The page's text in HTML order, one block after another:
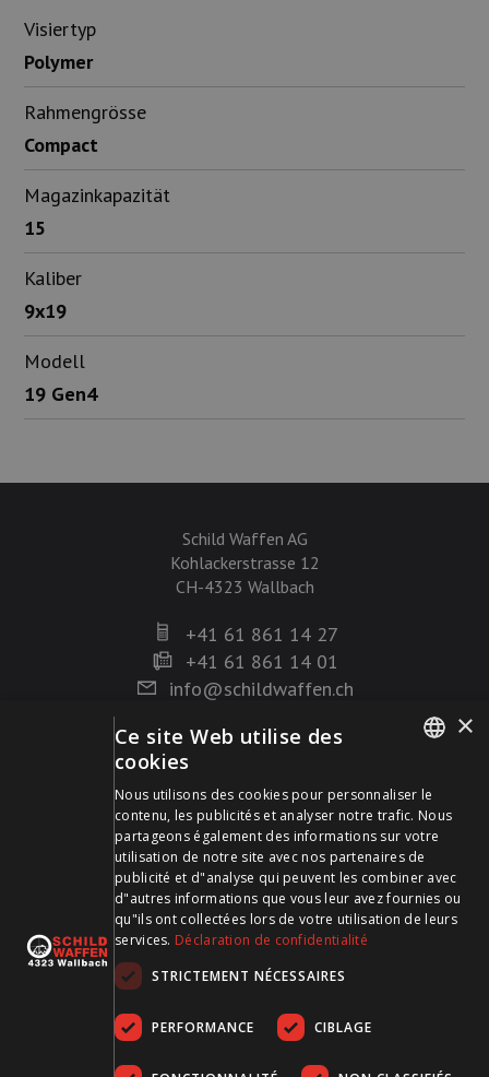
Visiertyp
Polymer
Rahmengrösse
Compact
Magazinkapazität
15
Kaliber
9x19
Modell
19 Gen4
Schild Waffen AG
Kohlackerstrasse 12
CH-4323 Wallbach
+41 61 861 14 27
+41 61 861 14 01
info@schildwaffen.ch
Mode de paiement
Visitez-nous sur les médias sociaux et restez à jour !
FRENCH
×
Ce site Web utilise des
cookies
Nous utilisons des cookies pour personnaliser le
contenu, les publicités et analyser notre trafic. Nous
partageons également des informations sur votre
utilisation de notre site avec nos partenaires de
publicité et d"analyse qui peuvent les combiner avec
d"autres informations que vous leur avez fournies ou
qu"ils ont collectées lors de votre utilisation de leurs
services. Déclaration de confidentialité
STRICTEMENT NÉCESSAIRES
PERFORMANCE CIBLAGE